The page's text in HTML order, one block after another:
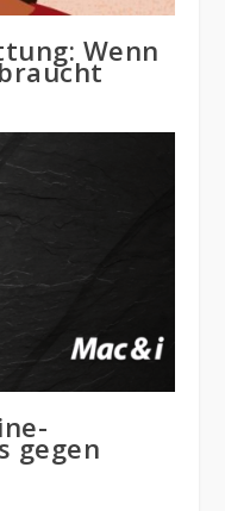
Wenn
gegen